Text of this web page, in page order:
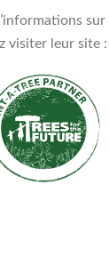
sur
visiter leur site :